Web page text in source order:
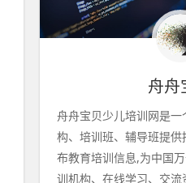
舟舟
舟舟宝贝少儿培训网是
构、培训班、辅导班提
布教育培训信息,为中国
训机构、在线学习、交